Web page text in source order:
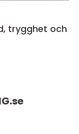
trygghet och
se